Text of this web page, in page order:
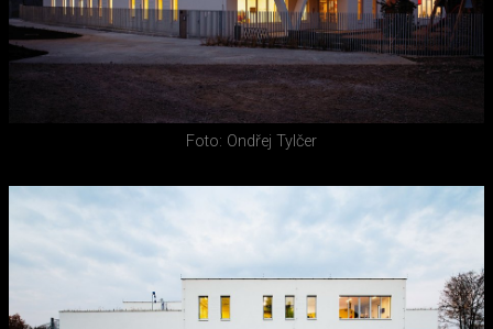
Foto: Ondřej Tylčer